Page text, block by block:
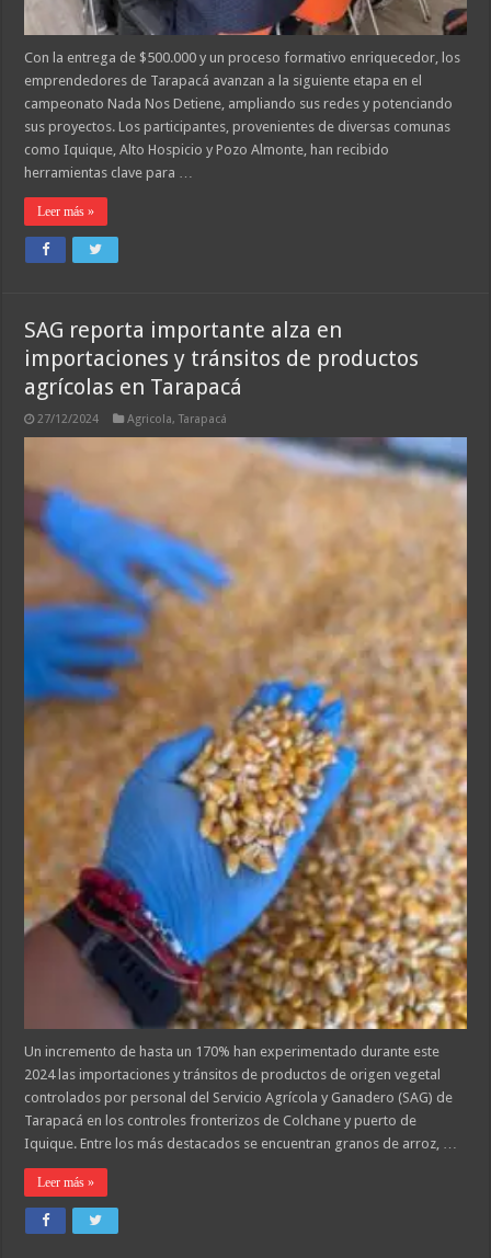
Con la entrega de $500.000 y un proceso formativo enriquecedor, los
emprendedores de Tarapacá avanzan a la siguiente etapa en el
campeonato Nada Nos Detiene, ampliando sus redes y potenciando
sus proyectos. Los participantes, provenientes de diversas comunas
como Iquique, Alto Hospicio y Pozo Almonte, han recibido
herramientas clave para …
Leer más »
SAG reporta importante alza en
importaciones y tránsitos de productos
agrícolas en Tarapacá
27/12/2024 Agricola,Tarapacá
Un incremento de hasta un 170% han experimentado durante este
2024 las importaciones y tránsitos de productos de origen vegetal
controlados por personal del Servicio Agrícola y Ganadero (SAG) de
Tarapacá en los controles fronterizos de Colchane y puerto de
Iquique. Entre los más destacados se encuentran granos de arroz, …
Leer más »